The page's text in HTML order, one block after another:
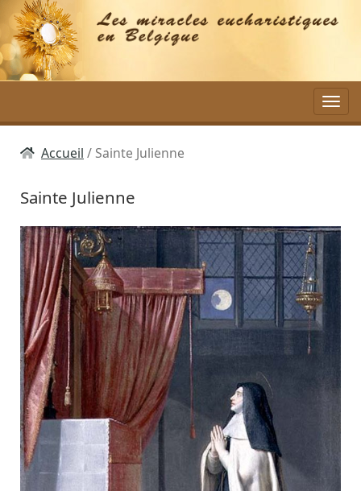
Aller
contenu
Accueil Sainte Julienne
Sainte Julienne